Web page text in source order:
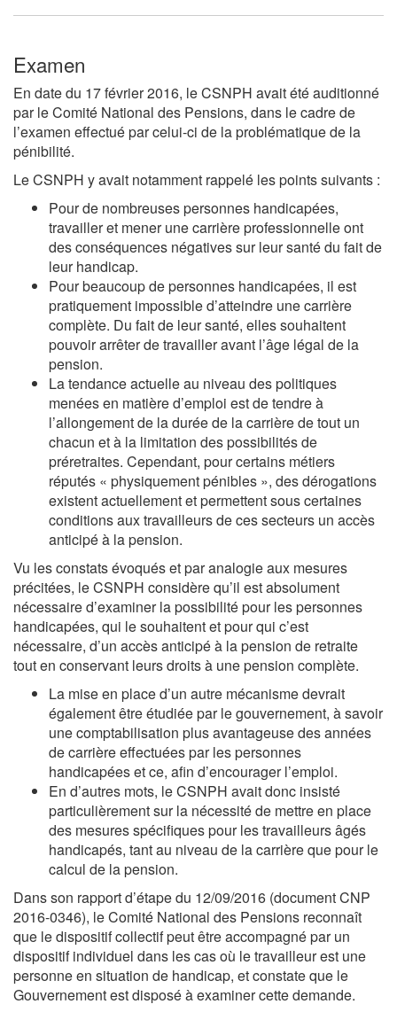
Examen
En date du 17 février 2016, le CSNPH avait été auditionné
par le Comité National des Pensions, dans le cadre de
l’examen effectué par celui-ci de la problématique de la
pénibilité.
Le CSNPH y avait notamment rappelé les points suivants :
Pour de nombreuses personnes handicapées,
travailler et mener une carrière professionnelle ont
des conséquences négatives sur leur santé du fait de
leur handicap.
Pour beaucoup de personnes handicapées, il est
pratiquement impossible d’atteindre une carrière
complète. Du fait de leur santé, elles souhaitent
pouvoir arrêter de travailler avant l’âge légal de la
pension.
La tendance actuelle au niveau des politiques
menées en matière d’emploi est de tendre à
l’allongement de la durée de la carrière de tout un
chacun et à la limitation des possibilités de
préretraites. Cependant, pour certains métiers
réputés « physiquement pénibles », des dérogations
existent actuellement et permettent sous certaines
conditions aux travailleurs de ces secteurs un accès
anticipé à la pension.
Vu les constats évoqués et par analogie aux mesures
précitées, le CSNPH considère qu’il est absolument
nécessaire d’examiner la possibilité pour les personnes
handicapées, qui le souhaitent et pour qui c’est
nécessaire, d’un accès anticipé à la pension de retraite
tout en conservant leurs droits à une pension complète.
La mise en place d’un autre mécanisme devrait
également être étudiée par le gouvernement, à savoir
une comptabilisation plus avantageuse des années
de carrière effectuées par les personnes
handicapées et ce, afin d’encourager l’emploi.
En d’autres mots, le CSNPH avait donc insisté
particulièrement sur la nécessité de mettre en place
des mesures spécifiques pour les travailleurs âgés
handicapés, tant au niveau de la carrière que pour le
calcul de la pension.
Dans son rapport d’étape du 12/09/2016 (document CNP
2016-0346), le Comité National des Pensions reconnaît
que le dispositif collectif peut être accompagné par un
dispositif individuel dans les cas où le travailleur est une
personne en situation de handicap, et constate que le
Gouvernement est disposé à examiner cette demande.